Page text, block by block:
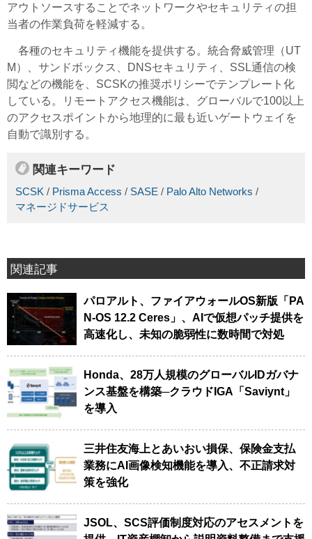
アウトソースすることでネットワークやセキュリティの担
当者の作業負荷を軽減する。
各種のセキュリティ機能を提供する。統合脅威管理（UT
M）、サンドボックス、DNSセキュリティ、SSL通信の検
閲などの機能を、SCSKの推奨ポリシーでテンプレート化
している。リモートアクセス機能は、グローバルで100以上
のアクセスポイントから地理的に最も近いゲートウェイを
自動で識別する。
関連キーワード
SCSK / Prisma Access / SASE / Palo Alto Networks /
マネージドサービス
関連記事
パロアルト、ファイアウォールOS新版「PA
N-OS 12.2 Ceres」、AIで仮想パッチ提供を
高速化し、未知の脆弱性に数時間で対処
Honda、28万人規模のグローバルIDガバナ
ンス基盤を構築─クラウドIGA「Saviynt」
を導入
三井住友海上とあいおい損保、保険金支払
業務にAI画像検知機能を導入、不正請求対
策を強化
JSOL、SCS評価制度対応のアセスメントを